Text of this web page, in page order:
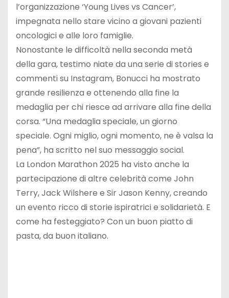
l’organizzazione ‘Young Lives vs Cancer’,
impegnata nello stare vicino a giovani pazienti
oncologici e alle loro famiglie.
Nonostante le difficoltà nella seconda metà
della gara, testimo niate da una serie di stories e
commenti su Instagram, Bonucci ha mostrato
grande resilienza e ottenendo alla fine la
medaglia per chi riesce ad arrivare alla fine della
corsa. “Una medaglia speciale, un giorno
speciale. Ogni miglio, ogni momento, ne è valsa la
pena”, ha scritto nel suo messaggio social.
La London Marathon 2025 ha visto anche la
partecipazione di altre celebrità come John
Terry, Jack Wilshere e Sir Jason Kenny, creando
un evento ricco di storie ispiratrici e solidarietà. E
come ha festeggiato? Con un buon piatto di
pasta, da buon italiano.